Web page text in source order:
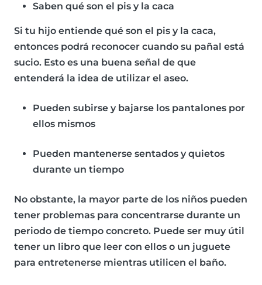
Saben qué son el pis y la caca
Si tu hijo entiende qué son el pis y la caca,
entonces podrá reconocer cuando su pañal está
sucio. Esto es una buena señal de que
entenderá la idea de utilizar el aseo.
Pueden subirse y bajarse los pantalones por
ellos mismos
Pueden mantenerse sentados y quietos
durante un tiempo
No obstante, la mayor parte de los niños pueden
tener problemas para concentrarse durante un
periodo de tiempo concreto. Puede ser muy útil
tener un libro que leer con ellos o un juguete
para entretenerse mientras utilicen el baño.